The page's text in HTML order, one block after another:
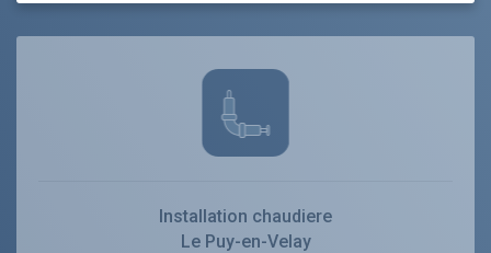
Installation chaudiere
Le Puy-en-Velay